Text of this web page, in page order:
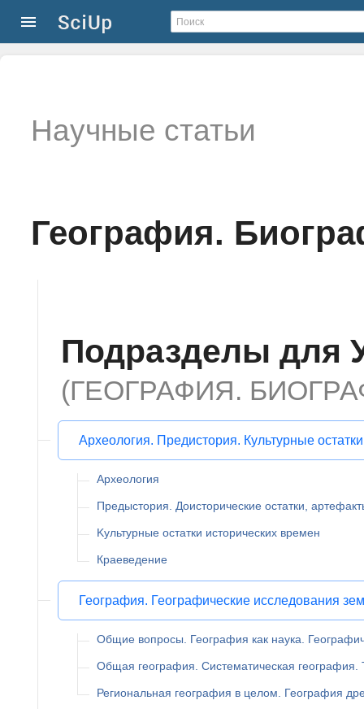
Научные статьи
География.
Подразделы для
(ГЕОГРАФИЯ.
Археология. Предистория. Культурные
Археология
Предыстория. Доисторические остатки,
Kультурные остатки исторических времен
Краеведение
География. Географические исследования
Общие вопросы. География как наука.
Общая география. Систематическая география.
Региональная география в целом. География